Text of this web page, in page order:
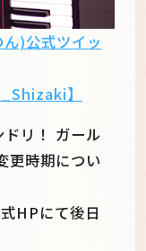
)公式ツイッ
】
リ！ ガール
更時期につい
HPにて後日